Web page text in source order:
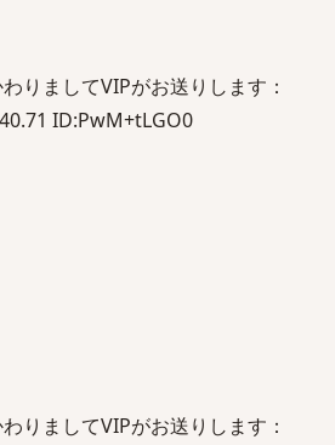
りましてVIPがお送りします：
ID:PwM+tLGO0
りましてVIPがお送りします：